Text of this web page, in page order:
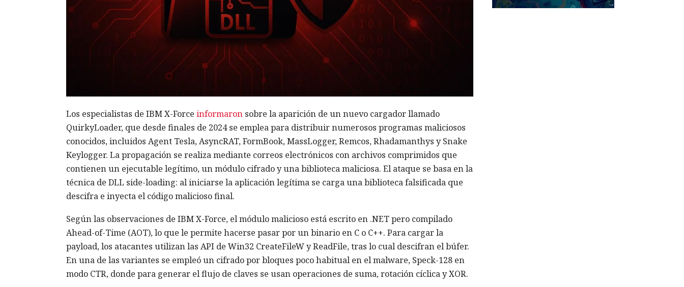
Los especialistas de IBM X-Force informaronsobre la aparición de un nuevo cargador llamado
QuirkyLoader, que desde finales de 2024 se emplea para distribuir numerosos programas maliciosos
conocidos, incluidos Agent Tesla, AsyncRAT, FormBook, MassLogger, Remcos, Rhadamanthys y Snake
Keylogger. La propagación se realiza mediante correos electrónicos con archivos comprimidos que
contienen un ejecutable legítimo, un módulo cifrado y una biblioteca maliciosa. El ataque se basa en la
técnica de DLL side-loading: al iniciarse la aplicación legítima se carga una biblioteca falsificada que
descifra e inyecta el código malicioso final.
Según las observaciones de IBM X-Force, el módulo malicioso está escrito en .NET pero compilado
Ahead-of-Time (AOT), lo que le permite hacerse pasar por un binario en C o C++. Para cargar la
payload, los atacantes utilizan las API de Win32 CreateFileW y ReadFile, tras lo cual descifran el búfer.
En una de las variantes se empleó un cifrado por bloques poco habitual en el malware, Speck-128 en
modo CTR, donde para generar el flujo de claves se usan operaciones de suma, rotación cíclica y XOR.